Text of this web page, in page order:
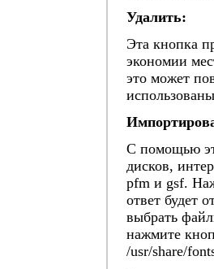
Удалить:
Эта кнопка
экономии
это может
С помощью
дисков,
pfm и gsf.
ответ будет
выбрать
нажмите
/usr/share/